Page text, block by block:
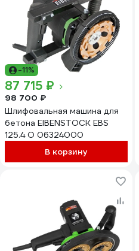
-11%
87 715 ₽
98 700 ₽
Шлифовальная машина для
бетона EIBENSTOCK EBS
125.4 O 06324000
В корзину